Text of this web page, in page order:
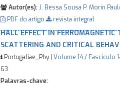
Autor(es): J. Bessa Sousa P. Morin
PDF do artigo
revista integral
HALL EFFECT IN
SCATTERING AND CRITICAL
Portugaliae_Phy | Volume 14 / Fascículo
63
Palavras-chave: